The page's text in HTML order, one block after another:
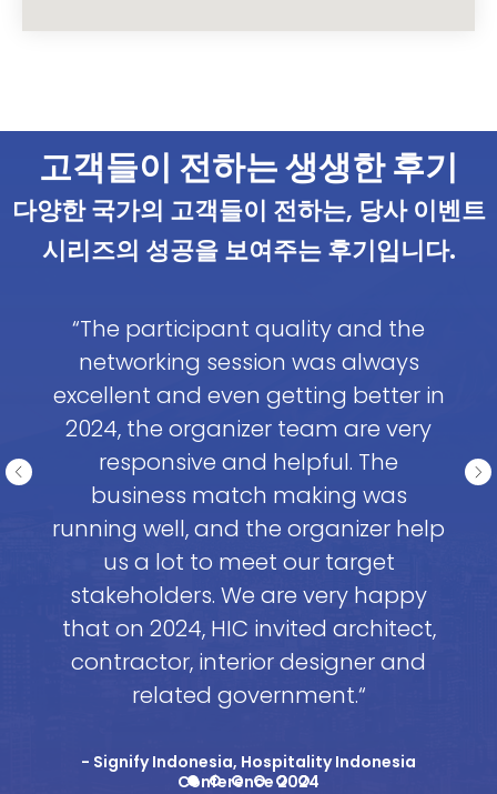
고객들이 전하는 생생한 후기
다양한 국가의 고객들이 전하는, 당사 이벤트
시리즈의 성공을 보여주는 후기입니다.
“The participant quality and the
networking session was always
excellent and even getting better in
2024, the organizer team are very
responsive and helpful. The
business match making was
running well, and the organizer help
us a lot to meet our target
stakeholders. We are very happy
that on 2024, HIC invited architect,
contractor, interior designer and
related government.“
- Signify Indonesia, Hospitality Indonesia
Conference 2024